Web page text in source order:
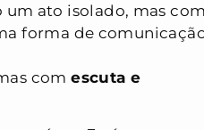
um ato isolado, mas
forma de
comescuta e